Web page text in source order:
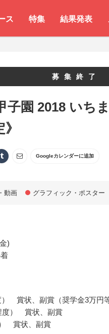
ス 特集 結果発表
募集終了
子園 2018 いち
Googleカレンダーに追加
動画 グラフィック・ポスター
)
賞状、副賞（奨学金3万円等
度） 賞状、副賞
賞状、副賞